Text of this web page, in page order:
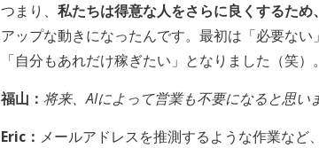
つまり、 私たちは得意な人をさらに良くするた
アップな動きになったんです。最初は「必要な
「自分もあれだけ稼ぎたい」となりました（笑
福山： 将来、AIによって営業も不要になると思い
Eric： メールアドレスを推測するような作業な